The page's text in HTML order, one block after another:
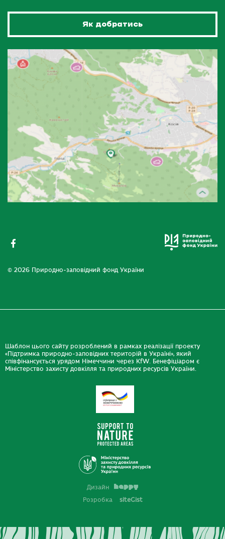
Як добратись
© 2026 Природно-заповідний фонд України
Шаблон цього сайту розроблений в рамках реалізації проекту
«Підтримка природно-заповідних територій в Україні», який
співфінансується урядом Німеччини через KfW. Бенефіціаром є
Міністерство захисту довкілля та природних ресурсів України.
Дизайн
Розробка
siteGist